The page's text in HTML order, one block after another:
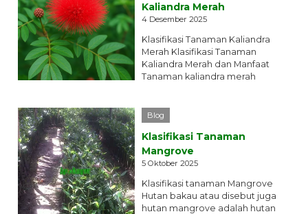
Kaliandra Merah
4 Desember 2025
Klasifikasi Tanaman Kaliandra
Merah Klasifikasi Tanaman
Kaliandra Merah dan Manfaat
Tanaman kaliandra merah
sangat...
Blog
Klasifikasi Tanaman
Mangrove
5 Oktober 2025
Klasifikasi tanaman Mangrove
Hutan bakau atau disebut juga
hutan mangrove adalah hutan